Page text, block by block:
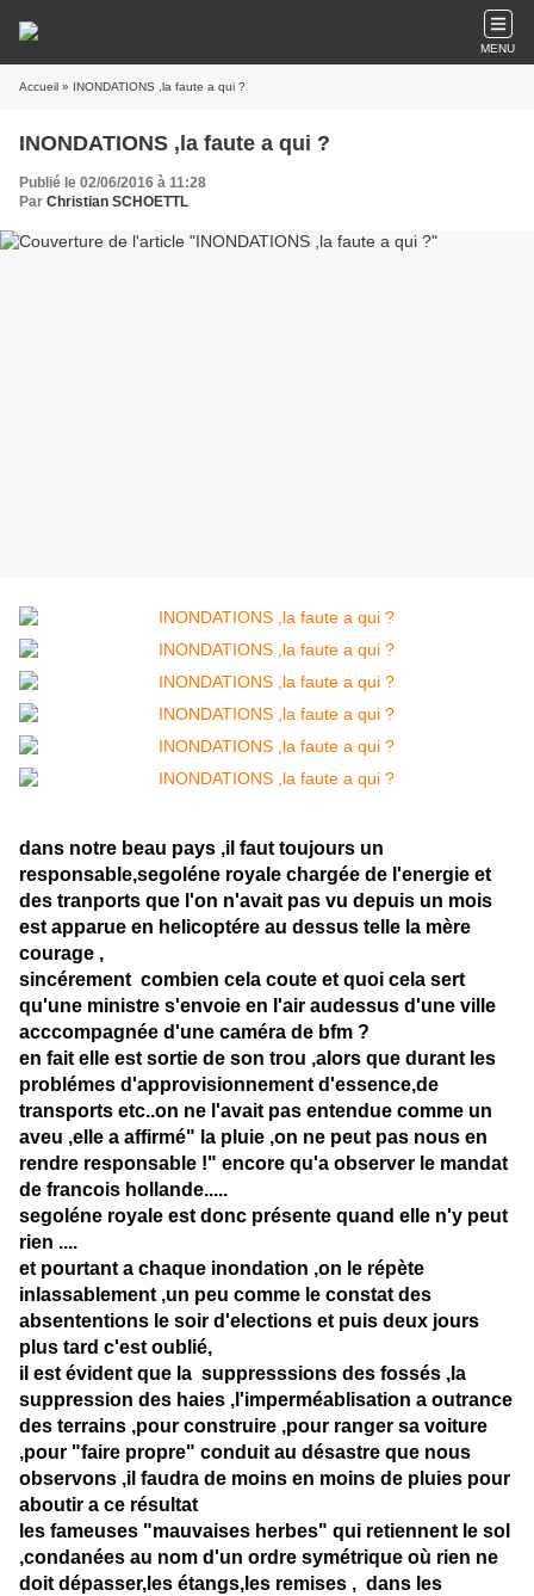
MENU
Accueil » INONDATIONS ,la faute a qui ?
INONDATIONS ,la faute a qui ?
Publié le 02/06/2016 à 11:28
Par Christian SCHOETTL
dans notre beau pays ,il faut toujours un
responsable,segoléne royale chargée de l'energie et
des tranports que l'on n'avait pas vu depuis un mois
est apparue en helicoptére au dessus telle la mère
courage ,
sincérement combien cela coute et quoi cela sert
qu'une ministre s'envoie en l'air audessus d'une ville
acccompagnée d'une caméra de bfm ?
en fait elle est sortie de son trou ,alors que durant les
problémes d'approvisionnement d'essence,de
transports etc..on ne l'avait pas entendue comme un
aveu ,elle a affirmé" la pluie ,on ne peut pas nous en
rendre responsable !" encore qu'a observer le mandat
de francois hollande.....
segoléne royale est donc présente quand elle n'y peut
rien ....
et pourtant a chaque inondation ,on le répète
inlassablement ,un peu comme le constat des
absententions le soir d'elections et puis deux jours
plus tard c'est oublié,
il est évident que la suppresssions des fossés ,la
suppression des haies ,l'imperméablisation a outrance
des terrains ,pour construire ,pour ranger sa voiture
,pour "faire propre" conduit au désastre que nous
observons ,il faudra de moins en moins de pluies pour
aboutir a ce résultat
les fameuses "mauvaises herbes" qui retiennent le sol
,condanées au nom d'un ordre symétrique où rien ne
doit dépasser,les étangs,les remises , dans les